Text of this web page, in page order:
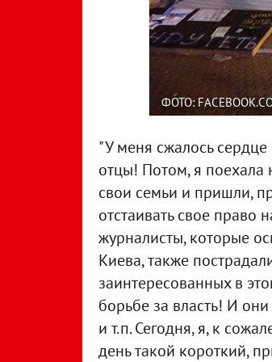
ФОТО:
"У меня сжалось сердце
отцы! Потом, я поехала
свои семьи и пришли,
отстаивать свое право
журналисты, которые
Киева, также
заинтересованных в
борьбе за власть! И
и т.п. Сегодня, я, к
день такой короткий,